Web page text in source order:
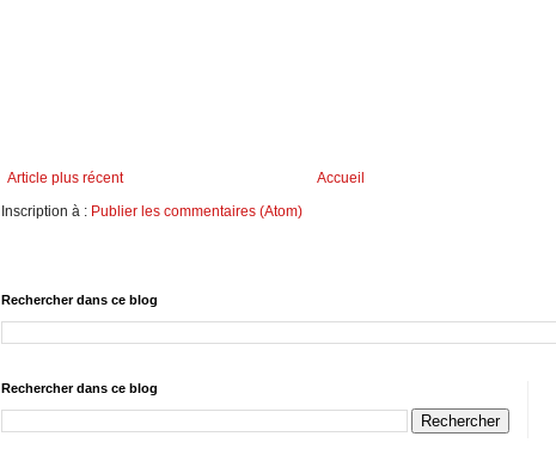
Article plus récent
Accueil
Inscription à : Publier les commentaires (Atom)
Rechercher dans ce blog
Rechercher dans ce blog